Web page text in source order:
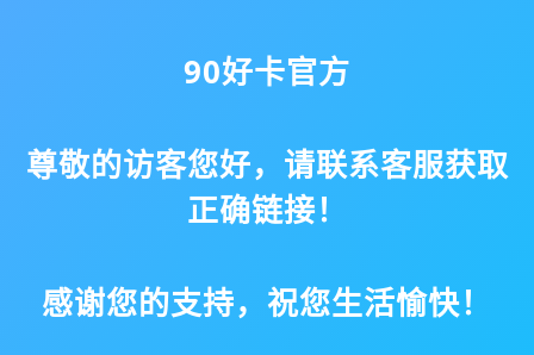
90好卡官方
尊敬的访客您好，请联系客服获取
正确链接！
感谢您的支持，祝您生活愉快！